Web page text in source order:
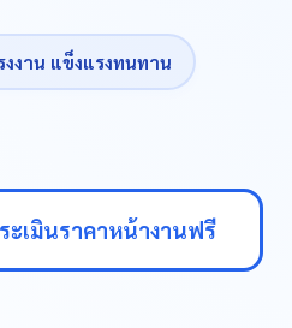
งงาน แข็งแรงทนทาน
ะเมินราคาหน้างานฟรี